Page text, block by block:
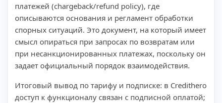
платежей (chargeback/refund policy), где
описываются основания и регламент обработки
спорных ситуаций. Это документ, на который имеет
смысл опираться при запросах по возвратам или
при несанкционированных платежах, поскольку он
задает официальный порядок взаимодействия.
Итоговый вывод по тарифу и подписке: в Credithero
доступ к функционалу связан с подписной оплатой;